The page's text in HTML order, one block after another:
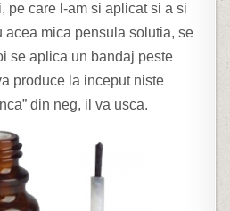
pe care l-am si aplicat si a si
acea mica pensula solutia, se
se aplica un bandaj peste
produce la inceput niste
din neg, il va usca.